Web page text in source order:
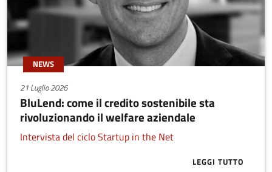
NEWS
21 Luglio 2026
BluLend: come il credito sostenibile sta
rivoluzionando il welfare aziendale
Intervista del ciclo Startup in the Net
LEGGI TUTTO
ABOUT